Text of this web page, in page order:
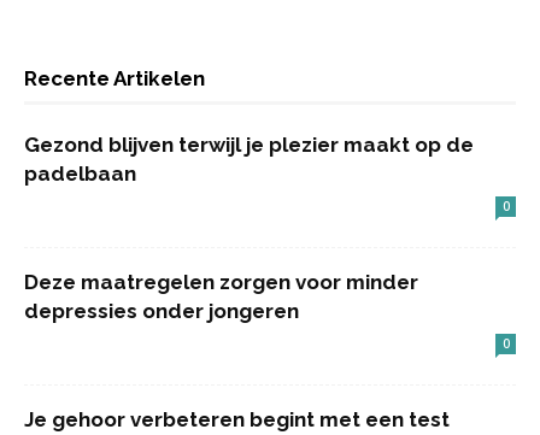
Recente Artikelen
Gezond blijven terwijl je plezier maakt op de
padelbaan
0
Deze maatregelen zorgen voor minder
depressies onder jongeren
0
Je gehoor verbeteren begint met een test